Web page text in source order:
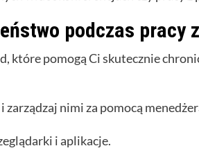
podczas pracy
które pomogą Ci skutecznie
nimi za pomocą
i aplikacje.